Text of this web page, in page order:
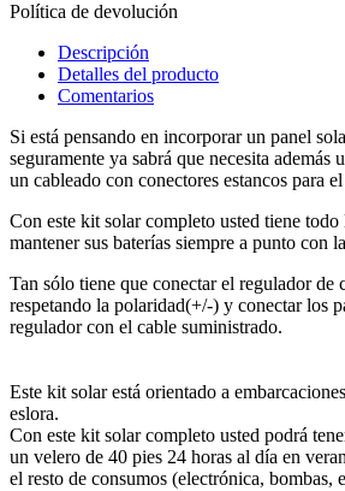
Política de devolución
Descripción
Detalles del producto
Comentarios
Si está pensando en incorporar un panel
seguramente ya sabrá que necesita además
un cableado con conectores estancos para
Con este kit solar completo usted tiene todo
mantener sus baterías siempre a punto con
Tan sólo tiene que conectar el regulador de
respetando la polaridad(+/-) y conectar los
regulador con el cable suministrado.
Este kit solar está orientado a
eslora.
Con este kit solar completo usted podrá
un velero de 40 pies 24 horas al día en
el resto de consumos (electrónica, bombas,